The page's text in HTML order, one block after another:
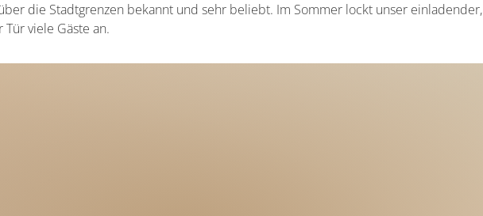
die Stadtgrenzen bekannt und sehr beliebt. Im Sommer lockt unser einladender,
viele Gäste an.